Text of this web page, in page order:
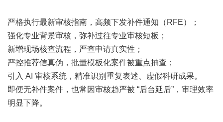
严格执行最新审核指南，高频下发补件通知（RFE）；
强化专业背景审核，弥补过往专业审核短板；
新增现场核查流程，严查申请真实性；
严控推荐信真伪，批量模板化案件被重点抽查；
引入 AI 审核系统，精准识别重复表述、虚假科研成果。
即便无补件案件，也常因审核趋严被 “后台延后”，审理效率
明显下降。